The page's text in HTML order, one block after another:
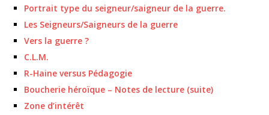
Portrait type du seigneur/saigneur de la guerre.
Les Seigneurs/Saigneurs de la guerre
Vers la guerre ?
C.L.M.
R-Haine versus Pédagogie
Boucherie héroïque – Notes de lecture (suite)
Zone d’intérêt